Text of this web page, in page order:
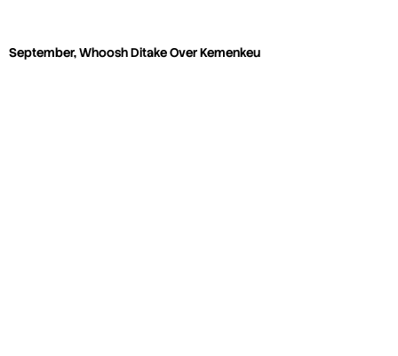
September, Whoosh Ditake Over Kemenkeu